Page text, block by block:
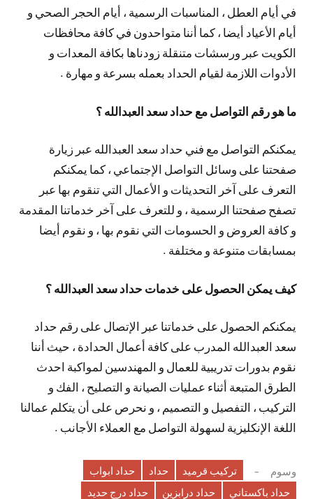
في أيام العطل ، المناسبات الرسمية ، أيام الحجر الصحي و
أيام الأعياد أيضا ، كما أننا متواحدون في كافة محافظات
الكويت عبر ورسشات متنقلة زودناها بكافة المعدات و
الأدوات اللازمة لقيام الحداد بعمله بسرعة و مهارة .
ما هو رقم التواصل مع حداد سعد العبدالله ؟
يمكنكم التواصل مع فني حداد سعد العبدالله عبر زيارة
صفحتنا على وسائل التواصل الإجتماعي ، كما يمكنكم
التعرف على آخر التحديثات و الأعمال التي تنقوم بها عبر
تصفح صفحتنا الرسمية ، و للتعرف على آخر خدماتنا المقدمة
و كافة العروض و الحسومات التي نقوم بها ، و نقوم أيضا
بمسابقات متنوعة و مختلفة .
كيف يمكن الحصول على خدمات حداد سعد العبدالله ؟
يمكنكم الحصول على خدماتنا عبر الإتصال على رقم حداد
سعد العبدالله المدرب على كافة أعمال الحدادة ، حيث أننا
نقوم بدورات تدريبية للعمال و المهندسين لمواكبة احدث
الطرق المتبعة أثناء عمليات الصيانة و التصليح ، الفك و
التركيب ، التفصيل و التصميم ، و نحرص على أن يتكلم عمالنا
اللغة الإنكليزية لسهولة التواصل مع العملاء الأجانب .
وسوم تركيب قرميد حداد
حداد ابواب
حداد باكستاني
حداد درابزين
حداد درج حديد